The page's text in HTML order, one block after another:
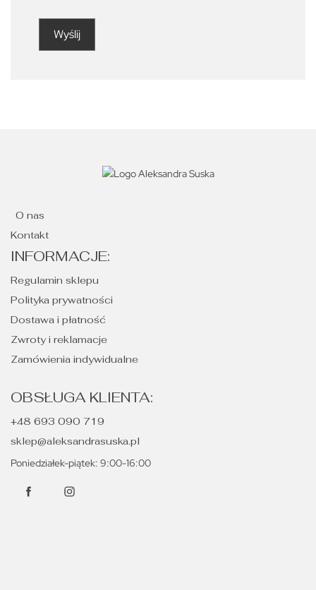
O nas
Kontakt
INFORMACJE:
Regulamin sklepu
Polityka prywatności
Dostawa i płatność
Zwroty i reklamacje
Zamówienia indywidualne
OBSŁUGA KLIENTA:
+48 693 090 719
sklep@aleksandrasuska.pl
Poniedziałek-piątek: 9:00-16:00